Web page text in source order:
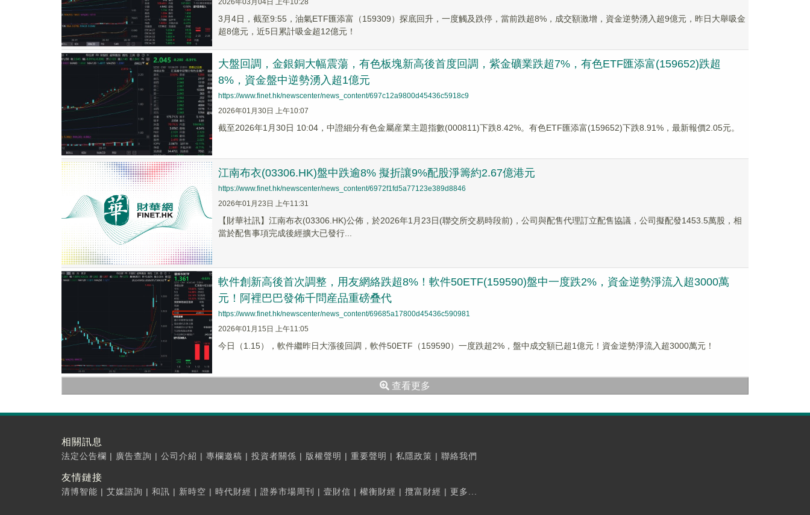
2026年03月04日 上午10:28
3月4日，截至9:55，油氣ETF匯添富（159309）探底回升，一度觸及跌停，當前跌超8%，成交額激增，資金逆勢湧入超9億元，昨日大舉吸金
超8億元，近5日累計吸金超12億元！
大盤回調，金銀銅大幅震蕩，有色板塊新高後首度回調，紫金礦業跌超7%，有色ETF匯添富(159652)跌超
8%，資金盤中逆勢湧入超1億元
https://www.finet.hk/newscenter/news_content/697c12a9800d45436c5918c9
2026年01月30日 上午10:07
截至2026年1月30日 10:04，中證細分有色金屬産業主題指數(000811)下跌8.42%。有色ETF匯添富(159652)下跌8.91%，最新報價2.05元。
江南布衣(03306.HK)盤中跌逾8% 擬折讓9%配股淨籌約2.67億港元
https://www.finet.hk/newscenter/news_content/6972f1fd5a77123e389d8846
2026年01月23日 上午11:31
【財華社訊】江南布衣(03306.HK)公佈，於2026年1月23日(聯交所交易時段前)，公司與配售代理訂立配售協議，公司擬配發1453.5萬股，相
當於配售事項完成後經擴大已發行...
軟件創新高後首次調整，用友網絡跌超8%！軟件50ETF(159590)盤中一度跌2%，資金逆勢淨流入超3000萬
元！阿裡巴巴發佈千問産品重磅叠代
https://www.finet.hk/newscenter/news_content/69685a17800d45436c590981
2026年01月15日 上午11:05
今日（1.15），軟件繼昨日大漲後回調，軟件50ETF（159590）一度跌超2%，盤中成交額已超1億元！資金逆勢淨流入超3000萬元！
查看更多
相關訊息
法定公告欄 | 廣告查詢 | 公司介紹 | 專欄邀稿 | 投資者關係 | 版權聲明 | 重要聲明 | 私隱政策 | 聯絡我們
友情鏈接
清博智能 | 艾媒諮詢 | 和訊 | 新時空 | 時代財經 | 證券市場周刊 | 壹財信 | 權衡財經 | 攬富財經 | 更多...